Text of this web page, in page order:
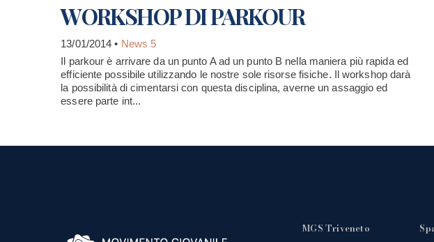
WORKSHOP DI PARKOUR
13/01/2014 • News 5
Il parkour è arrivare da un punto A ad un punto B nella maniera più rapida ed
efficiente possibile utilizzando le nostre sole risorse fisiche. Il workshop darà
la possibilità di cimentarsi con questa disciplina, averne un assaggio ed
essere parte int...
MGS Triveneto